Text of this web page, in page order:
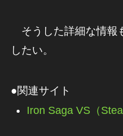
そうした詳細な情報
したい。
●関連サイト
Iron Saga VS（